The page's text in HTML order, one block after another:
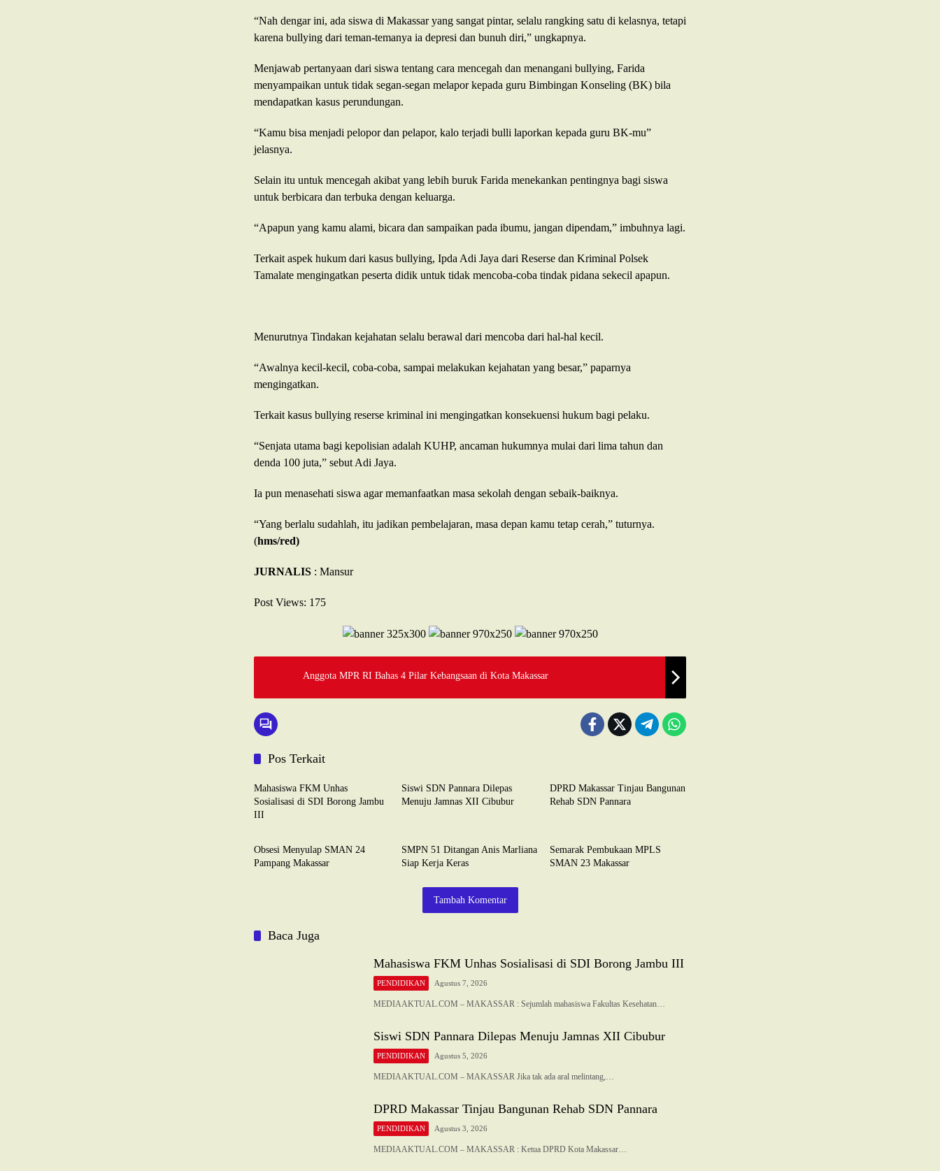
“Nah dengar ini, ada siswa di Makassar yang sangat pintar, selalu rangking satu di kelasnya, tetapi
karena bullying dari teman-temanya ia depresi dan bunuh diri,” ungkapnya.
Menjawab pertanyaan dari siswa tentang cara mencegah dan menangani bullying, Farida
menyampaikan untuk tidak segan-segan melapor kepada guru Bimbingan Konseling (BK) bila
mendapatkan kasus perundungan.
“Kamu bisa menjadi pelopor dan pelapor, kalo terjadi bulli laporkan kepada guru BK-mu”
jelasnya.
Selain itu untuk mencegah akibat yang lebih buruk Farida menekankan pentingnya bagi siswa
untuk berbicara dan terbuka dengan keluarga.
“Apapun yang kamu alami, bicara dan sampaikan pada ibumu, jangan dipendam,” imbuhnya lagi.
Terkait aspek hukum dari kasus bullying, Ipda Adi Jaya dari Reserse dan Kriminal Polsek
Tamalate mengingatkan peserta didik untuk tidak mencoba-coba tindak pidana sekecil apapun.
Menurutnya Tindakan kejahatan selalu berawal dari mencoba dari hal-hal kecil.
“Awalnya kecil-kecil, coba-coba, sampai melakukan kejahatan yang besar,” paparnya
mengingatkan.
Terkait kasus bullying reserse kriminal ini mengingatkan konsekuensi hukum bagi pelaku.
“Senjata utama bagi kepolisian adalah KUHP, ancaman hukumnya mulai dari lima tahun dan
denda 100 juta,” sebut Adi Jaya.
Ia pun menasehati siswa agar memanfaatkan masa sekolah dengan sebaik-baiknya.
“Yang berlalu sudahlah, itu jadikan pembelajaran, masa depan kamu tetap cerah,” tuturnya.
(hms/red)
JURNALIS : Mansur
Post Views: 175
Anggota MPR RI Bahas 4 Pilar Kebangsaan di Kota Makassar
Pos Terkait
PENDIDIKAN
Mahasiswa FKM Unhas
Sosialisasi di SDI Borong Jambu
III
Siswi SDN Pannara Dilepas
Menuju Jamnas XII Cibubur
DPRD Makassar Tinjau Bangunan
Rehab SDN Pannara
Obsesi Menyulap SMAN 24
Pampang Makassar
SMPN 51 Ditangan Anis Marliana
Siap Kerja Keras
Semarak Pembukaan MPLS
SMAN 23 Makassar
Tambah Komentar
Baca Juga
Mahasiswa FKM Unhas Sosialisasi di SDI Borong Jambu III
PENDIDIKAN Agustus 7, 2026
MEDIAAKTUAL.COM – MAKASSAR : Sejumlah mahasiswa Fakultas Kesehatan…
Siswi SDN Pannara Dilepas Menuju Jamnas XII Cibubur
PENDIDIKAN Agustus 5, 2026
MEDIAAKTUAL.COM – MAKASSAR Jika tak ada aral melintang,…
DPRD Makassar Tinjau Bangunan Rehab SDN Pannara
PENDIDIKAN Agustus 3, 2026
MEDIAAKTUAL.COM – MAKASSAR : Ketua DPRD Kota Makassar…